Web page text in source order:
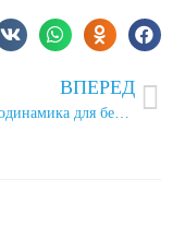
ВПЕРЕД
Психобиодинамика для беременных: «Будущая мама ощущает такую легкость, будто у нее нет живота»